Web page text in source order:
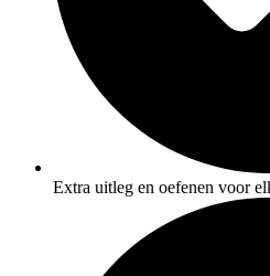
Extra uitleg en oefenen voor